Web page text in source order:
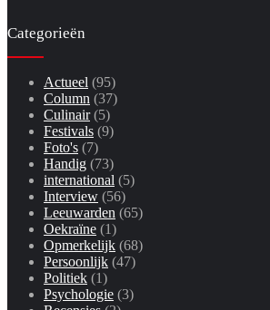
Categorieën
Actueel (95)
Column (37)
Culinair(5)
Festivals (9)
Foto's (7)
Handig (73)
international (5)
Interview (56)
Leeuwarden (65)
Oekraïne (1)
Opmerkelijk (68)
Persoonlijk (47)
Politiek (1)
Psychologie (3)